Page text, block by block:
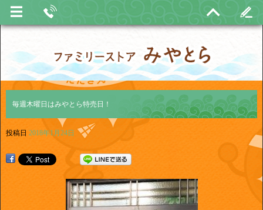
毎週木曜日はみやとら特売日！
投稿日 2018年1月24日